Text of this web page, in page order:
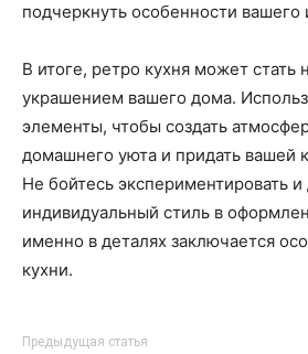
подчеркнуть особенности вашего
В итоге, ретро кухня может стать
украшением вашего дома.
элементы, чтобы создать
домашнего уюта и придать вашей
Не бойтесь экспериментировать и
индивидуальный стиль в
именно в деталях заключается
кухни.
Предыдущая статья